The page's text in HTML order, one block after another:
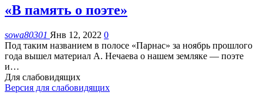
«В память о поэте»
sowa80301 Янв 12, 2022 0
Под таким названием в полосе «Парнас» за ноябрь прошлого
года вышел материал А. Нечаева о нашем земляке — поэте
и…
Для слабовидящих
Версия для слабовидящих